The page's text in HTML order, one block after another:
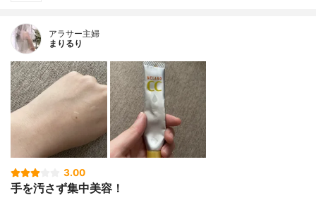
アラサー主婦
まりるり
3.00
手を汚さず集中美容！